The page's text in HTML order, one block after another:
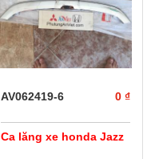
AV062419-6 0 ₫
Ca lăng xe honda Jazz
next